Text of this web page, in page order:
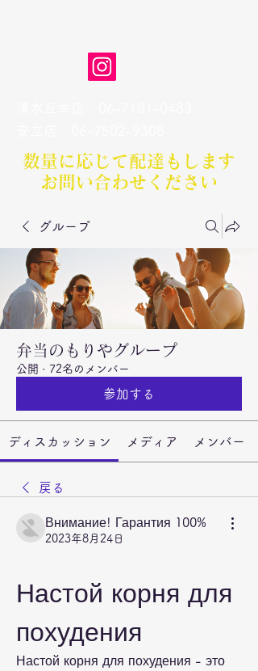
数量に応じて配達もします​
お問い合わせください
グループ
弁当のもりやグループ
公開 · 72名のメンバー
参加する
ディスカッション メディア メンバー
戻る
Внимание! Гарантия 100%
2023年8月24日
Настой корня для
похудения
Настой корня для похудения - это